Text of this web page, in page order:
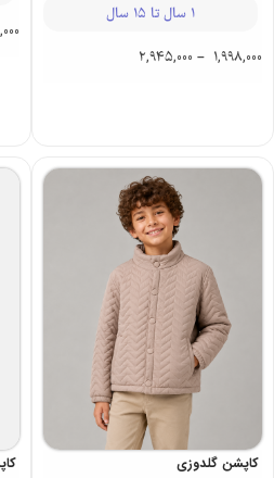
1 سال تا 15 سال
1,998,000
–
2,945,000
کاپشن گلدوزی